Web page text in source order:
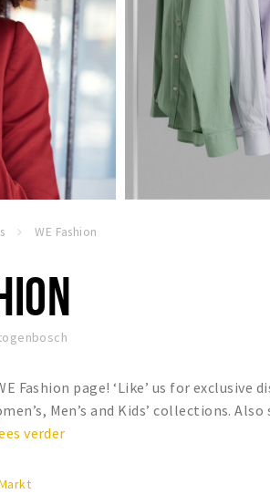
WE Fashion
Fashion page! ‘Like’ us for
Men’s and Kids’ collections.
verder